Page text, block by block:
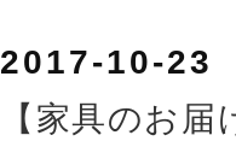
2017-10-23
【家具のお